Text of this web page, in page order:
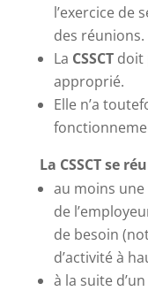
l’exercice de
des réunions.
La CSSCTdoit
approprié.
Elle n’a
La CSSCT se
au moins
de
de besoin
d’activité à
à la suite